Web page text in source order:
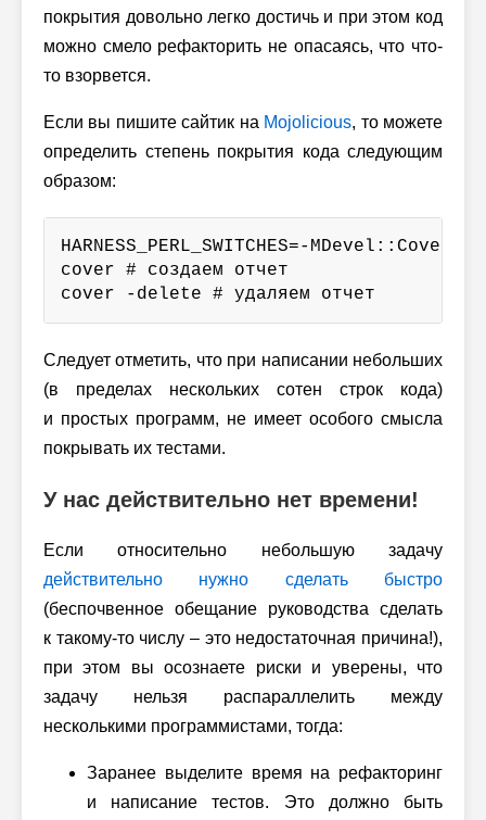
покрытия довольно легко достичь и при этом код
можно смело рефакторить не опасаясь, что что-
то взорвется.
Если вы пишите сайтик на Mojolicious, то можете
определить степень покрытия кода следующим
образом:
HARNESS_PERL_SWITCHES=-
cover # создаем отчет
cover -delete # удаляем отчет
Следует отметить, что при написании небольших
(в пределах нескольких сотен строк кода)
и простых программ, не имеет особого смысла
покрывать их тестами.
У нас действительно нет времени!
Если относительно небольшую задачу
действительно нужно сделать быстро
(беспочвенное обещание руководства сделать
к такому-точислу – это недостаточная причина!),
при этом вы осознаете риски и уверены, что
задачу нельзя распараллелить между
несколькими программистами, тогда:
Заранее выделите время на рефакторинг
и написание тестов. Это должно быть